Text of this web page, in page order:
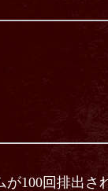
100回排出さ